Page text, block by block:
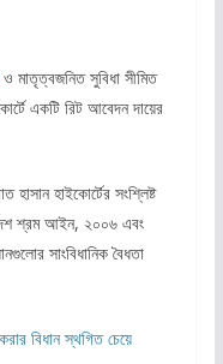
মাতৃত্বজনিত সুবিধা সীমিত
একটি রিট আবেদন দায়ের
হাইকোর্টের সংশ্লিষ্ট
শ্রম আইন, ২০০৬ এবং
সাংবিধানিক বৈধতা
বিধান স্থগিত চেয়ে